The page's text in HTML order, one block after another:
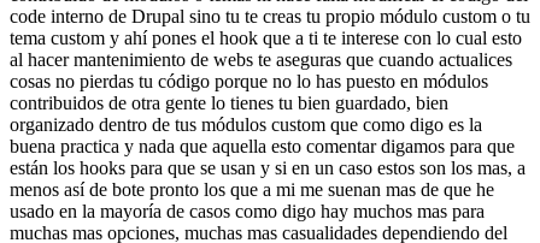
code interno de Drupal sino tu te creas tu propio módulo custom o tu
tema custom y ahí pones el hook que a ti te interese con lo cual esto
al hacer mantenimiento de webs te aseguras que cuando actualices
cosas no pierdas tu código porque no lo has puesto en módulos
contribuidos de otra gente lo tienes tu bien guardado, bien
organizado dentro de tus módulos custom que como digo es la
buena practica y nada que aquella esto comentar digamos para que
están los hooks para que se usan y si en un caso estos son los mas, a
menos así de bote pronto los que a mi me suenan mas de que he
usado en la mayoría de casos como digo hay muchos mas para
muchas mas opciones, muchas mas casualidades dependiendo del